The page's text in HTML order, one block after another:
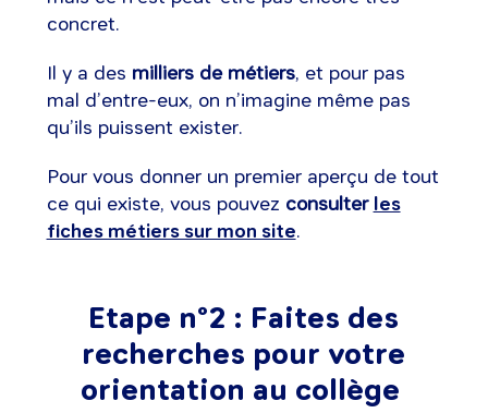
concret.
Il y a des milliers de métiers, et pour pas
mal d’entre-eux, on n’imagine même pas
qu’ils puissent exister.
Pour vous donner un premier aperçu de tout
ce qui existe, vous pouvez consulter les
fiches métiers sur mon site.
Etape n°2 : Faites des
recherches pour votre
orientation au collège